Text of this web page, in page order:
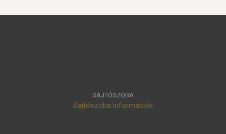
SAJTÓSZOBA
Sajtószoba információk